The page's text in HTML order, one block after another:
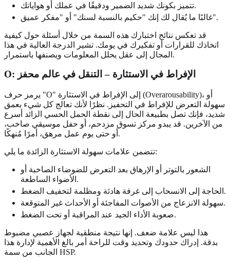
تتميز بكونك شديد الضمير ودقيقًا في عملك أو هواياتك.
غالبًا ما يُقال لك إنك "حكيم بالنسبة لسنك" أو "مفكر عميق".
قد تعكس نتائج اختبارك هذه السمة من خلال أسئلة حول كيفية
اتخاذك للقرارات أو تفكيرك في يومك. تشير الدرجة العالية في هذا
المجال إلى عقل يحلل المعلومات ويصنفها باستمرار.
O: الإفراط في الاستثارة – التنقل في عالم محفز
يرمز حرف "O" إلى الإفراط في الاستثارة (Overarousability)، أو
سهولة التعرض للإفراط في التحفيز. نظرًا لأنك تعالج كل شيء بعمق
شديد، فإنك تصل بطبيعة الحال إلى نقطة الحمل الحسي الزائد أسرع
من الآخرين. قد يبدو مركز تسوق مزدحم، أو حفل موسيقي صاخب،
أو حتى يوم عمل مرهق، أمرًا مُنهكًا.
تتضمن علامات سهولة الاستثارة الزائدة ما يلي:
الشعور بالتوتر أو الإرهاق بعد التعرض للضوضاء الصاخبة أو
الأضواء الساطعة.
الحاجة إلى الانسحاب إلى غرفة هادئة ومظلمة لتخفيف الضغط.
سهولة الانزعاج من الأصوات المفاجئة أو الأحداث غير المتوقعة.
صعوبة الأداء الجيد عند المراقبة أو تحت الضغط.
هذا ليس علامة ضعف. إنها نتيجة منطقية لجهاز عصبي مضبوط
بدقة. إدراك حدودك وتحديد وقت للراحة أمر بالغ الأهمية لإدارة هذا
الجانب من سمة HSP.